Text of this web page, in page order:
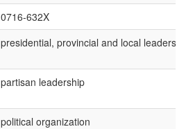
0716-632X
presidential, provincial and local
partisan leadership
political organization